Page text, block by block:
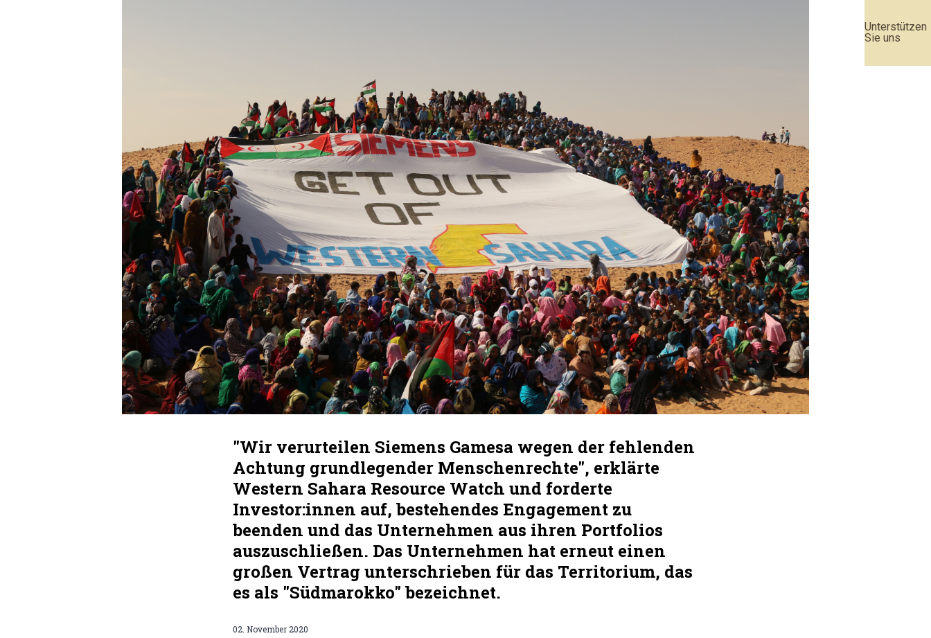
Unterstützen
Sie uns
"Wir verurteilen Siemens Gamesa wegen der fehlenden
Achtung grundlegender Menschenrechte", erklärte
Western Sahara Resource Watch und forderte
Investor:innen auf, bestehendes Engagement zu
beenden und das Unternehmen aus ihren Portfolios
auszuschließen. Das Unternehmen hat erneut einen
großen Vertrag unterschrieben für das Territorium, das
es als "Südmarokko" bezeichnet.
02. November 2020